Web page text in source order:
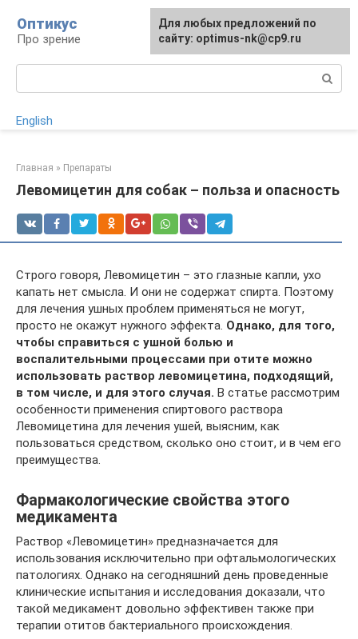
контенту
Оптикус
Про зрение
English
Главная » Препараты
Левомицетин для собак – польза и опасность
Строго говоря, Левомицетин – это глазные капли, ухо
капать нет смысла. И они не содержат спирта. Поэтому
для лечения ушных проблем применяться не могут,
просто не окажут нужного эффекта. Однако, для того,
чтобы справиться с ушной болью и
воспалительными процессами при отите можно
использовать раствор левомицетина, подходящий,
в том числе, и для этого случая. В статье рассмотрим
особенности применения спиртового раствора
Левомицетина для лечения ушей, выясним, как
пользоваться средством, сколько оно стоит, и в чем его
преимущества.
Фармакологические свойства этого
медикамента
Раствор «Левомицетин» предназначается для
использования исключительно при офтальмологических
патологиях. Однако на сегодняшний день проведенные
клинические испытания и исследования доказали, что
такой медикамент довольно эффективен также при
терапии отитов бактериального происхождения.
Для любых предложений по
сайту: optimus-nk@cp9.ru